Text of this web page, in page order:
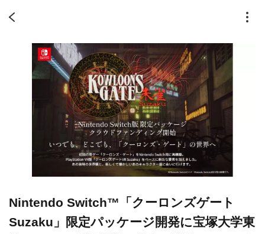
Nintendo Switch™「クーロンズゲート
Suzaku」限定パッケージ開発に宝塚大学東